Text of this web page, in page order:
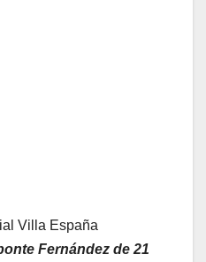
Villa España
Fernández de 21